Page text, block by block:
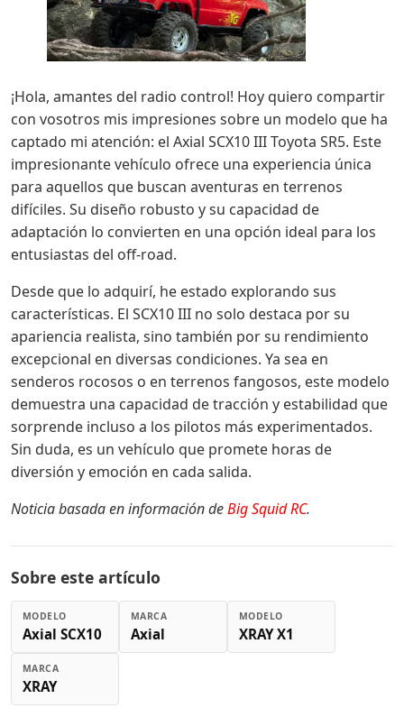
¡Hola, amantes del radio control! Hoy quiero compartir
con vosotros mis impresiones sobre un modelo que ha
captado mi atención: el Axial SCX10 III Toyota SR5. Este
impresionante vehículo ofrece una experiencia única
para aquellos que buscan aventuras en terrenos
difíciles. Su diseño robusto y su capacidad de
adaptación lo convierten en una opción ideal para los
entusiastas del off-road.
Desde que lo adquirí, he estado explorando sus
características. El SCX10 III no solo destaca por su
apariencia realista, sino también por su rendimiento
excepcional en diversas condiciones. Ya sea en
senderos rocosos o en terrenos fangosos, este modelo
demuestra una capacidad de tracción y estabilidad que
sorprende incluso a los pilotos más experimentados.
Sin duda, es un vehículo que promete horas de
diversión y emoción en cada salida.
Noticia basada en información deBig Squid RC.
Sobre este artículo
MODELO
Axial SCX10
MARCA
Axial
MODELO
XRAY X1
MARCA
XRAY